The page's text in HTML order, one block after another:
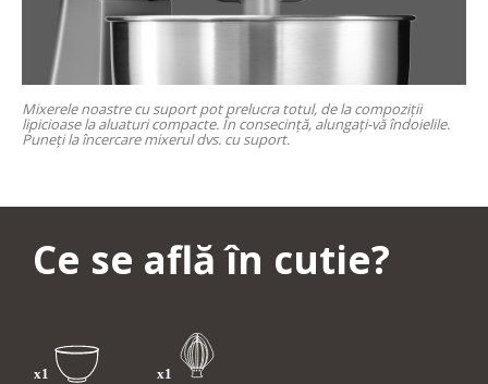
Mixerele noastre cu suport pot prelucra totul, de la compoziții
lipicioase la aluaturi compacte. În consecință, alungați-vă îndoielile.
Puneți la încercare mixerul dvs. cu suport.
Ce se află în cutie?